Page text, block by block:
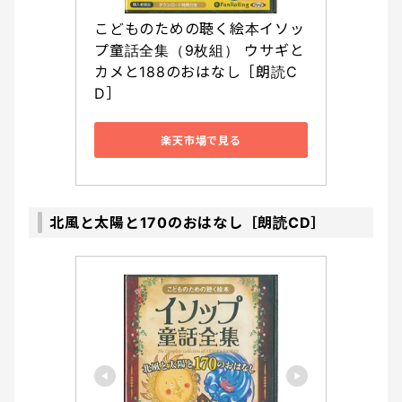
こどものための聴く絵本イソッ
プ童話全集（9枚組） ウサギと
カメと188のおはなし［朗読C
D］
楽天市場で見る
北風と太陽と170のおはなし［朗読CD］